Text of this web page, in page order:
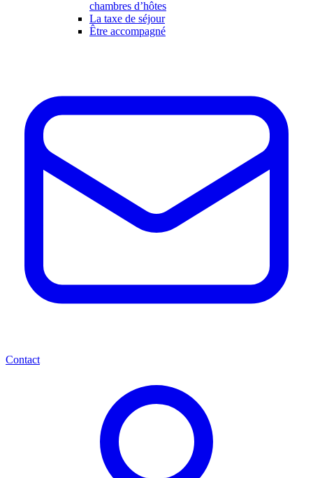
chambres d’hôtes
La taxe de séjour
Être accompagné
Contact